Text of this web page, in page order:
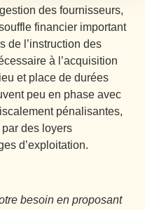
des fournisseurs,
financier important
de l’instruction des
à l’acquisition
et place de durées
peu en phase avec
pénalisantes,
des loyers
d’exploitation.
besoin en proposant